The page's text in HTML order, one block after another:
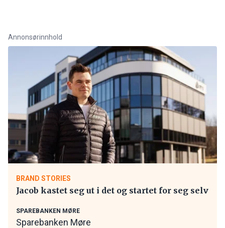
Annonsørinnhold
BRAND STORIES
Jacob kastet seg ut i det og startet for seg selv
SPAREBANKEN MØRE
Sparebanken Møre